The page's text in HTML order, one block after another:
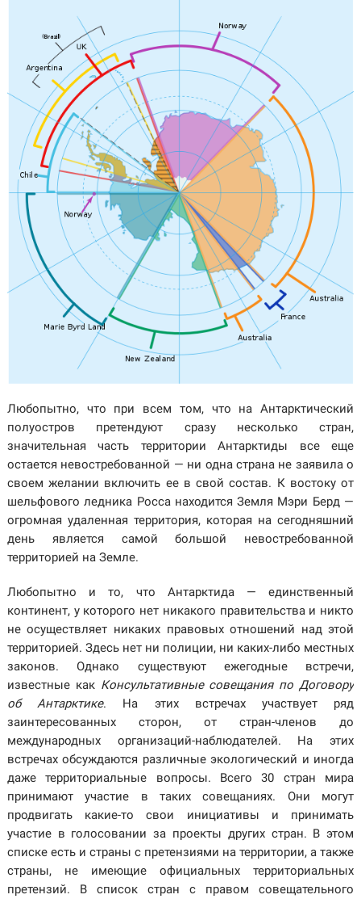
Любопытно, что при всем том, что на Антарктический
полуостров претендуют сразу несколько стран,
значительная часть территории Антарктиды все еще
остается невостребованной — ни одна страна не заявила о
своем желании включить ее в свой состав. К востоку от
шельфового ледника Росса находится Земля Мэри Берд —
огромная удаленная территория, которая на сегодняшний
день является самой большой невостребованной
территорией на Земле.
Любопытно и то, что Антарктида — единственный
континент, у которого нет никакого правительства и никто
не осуществляет никаких правовых отношений над этой
территорией. Здесь нет ни полиции, ни каких-либо местных
законов. Однако существуют ежегодные встречи,
известные как Консультативные совещания по Договору
об Антарктике. На этих встречах участвует ряд
заинтересованных сторон, от стран-членов до
международных организаций-наблюдателей. На этих
встречах обсуждаются различные экологический и иногда
даже территориальные вопросы. Всего 30 стран мира
принимают участие в таких совещаниях. Они могут
продвигать какие-то свои инициативы и принимать
участие в голосовании за проекты других стран. В этом
списке есть и страны с претензиями на территории, а также
страны, не имеющие официальных территориальных
претензий. В список стран с правом совещательного